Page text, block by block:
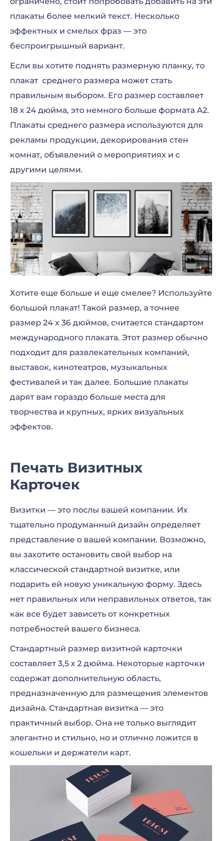
плакаты более мелкий текст. Несколько
эффектных и смелых фраз — это
беспроигрышный вариант.
Если вы хотите поднять размерную планку, то
плакат среднего размера может стать
правильным выбором. Его размер составляет
18 x 24 дюйма, это немного больше формата А2.
Плакаты среднего размера используются для
рекламы продукции, декорирования стен
комнат, объявлений о мероприятиях и с
другими целями.
Хотите еще больше и еще смелее? Используйте
большой плакат! Такой размер, а точнее
размер 24 x 36 дюймов, считается стандартом
международного плаката. Этот размер обычно
подходит для развлекательных компаний,
выставок, кинотеатров, музыкальных
фестивалей и так далее. Большие плакаты
дарят вам гораздо больше места для
творчества и крупных, ярких визуальных
эффектов.
Печать Визитных
Карточек
Визитки — это послы вашей компании. Их
тщательно продуманный дизайн определяет
представление о вашей компании. Возможно,
вы захотите остановить свой выбор на
классической стандартной визитке, или
подарить ей новую уникальную форму. Здесь
нет правильных или неправильных ответов, так
как все будет зависеть от конкретных
потребностей вашего бизнеса.
Стандартный размер визитной карточки
составляет 3,5 х 2 дюйма. Некоторые карточки
содержат дополнительную область,
предназначенную для размещения элементов
дизайна. Стандартная визитка — это
практичный выбор. Она не только выглядит
элегантно и стильно, но и отлично ложится в
кошельки и держатели карт.